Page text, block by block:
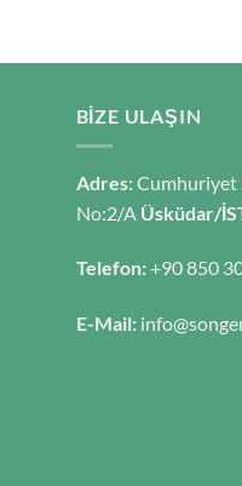
BIZE ULAŞIN
Adres:Cumhuriyet
No:2/A Üsküdar/
Telefon:+90 850
E-Mail: